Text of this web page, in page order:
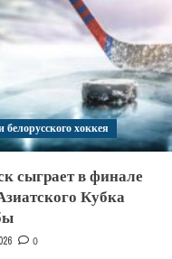
белорусского хоккея
сыграет в финале
Кубка
0